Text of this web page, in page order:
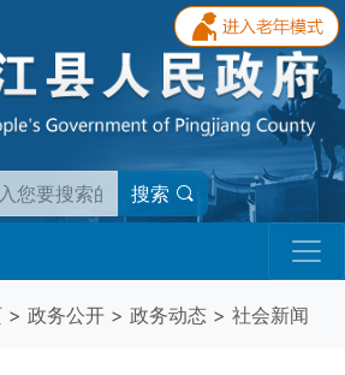
搜索
> 政务公开 > 政务动态 > 社会新闻